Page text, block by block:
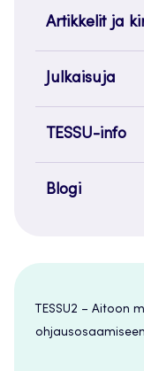
Artikkelit ja
Julkaisuja
TESSU-info
Blogi
TESSU2 – Aitoon